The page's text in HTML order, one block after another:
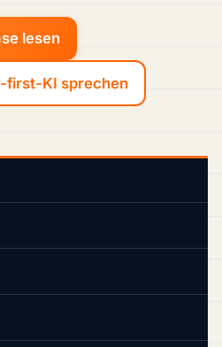
lesen
first-KI sprechen